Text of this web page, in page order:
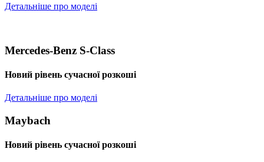
Детальніше про моделі
Mercedes-Benz S-Class
Новий рівень сучасної розкоші
Детальніше про моделі
Maybach
Новий рівень сучасної розкоші